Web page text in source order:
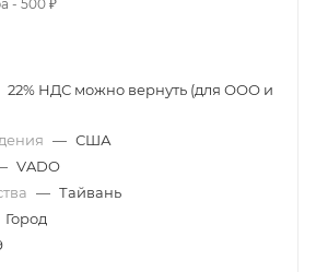
- 500 ₽
22% НДС можно вернуть (для ООО и
— США
VADO
— Тайвань
Город